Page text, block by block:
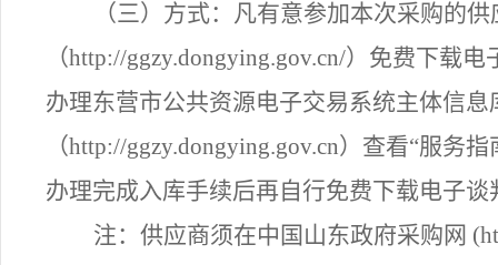
（三） 方式：凡有意参加本次采购的
（http://ggzy.dongying.gov.cn/）免费下载
办理东营市公共资源电子交易系统主体信
（http://ggzy.dongying.gov.cn）查看“服务
办理完成入库手续后再自行免费下载电子谈
注：供应商须在中国山东政府采购网